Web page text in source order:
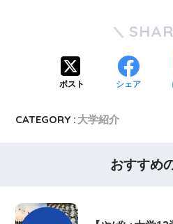
ポスト シェア
CATEGORY : 大学紹介
おすすめ